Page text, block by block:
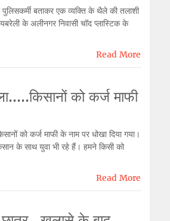
बताकर एक व्यक्ति के थैले की तलाशी
के अलीनगर निवासी चॉद प्लास्टिक के
Read More
को कर्ज माफी
को कर्ज माफी के नाम पर धोखा दिया गया।
के साथ युवा भी रहे हैं। हमने किसी को
Read More